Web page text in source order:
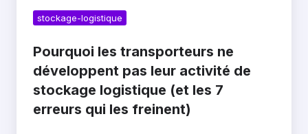
freinent)
stockage-logistique
Pourquoi les transporteurs ne
développent pas leur activité de
stockage logistique (et les 7
erreurs qui les freinent)